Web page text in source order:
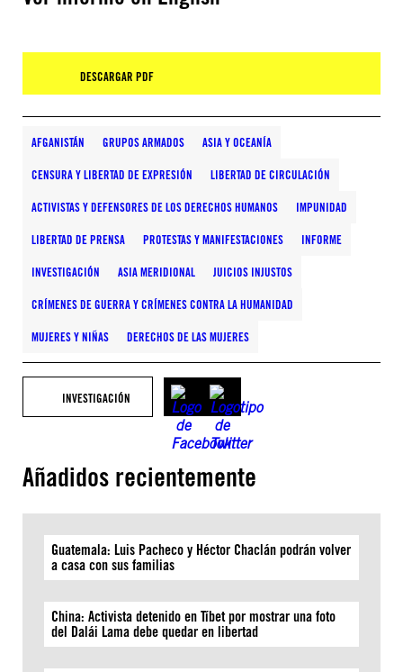
DESCARGAR PDF
AFGANISTÁN GRUPOS ARMADOS ASIA Y OCEANÍA
CENSURA Y LIBERTAD DE EXPRESIÓN LIBERTAD DE CIRCULACIÓN
ACTIVISTAS Y DEFENSORES DE LOS DERECHOS HUMANOS IMPUNIDAD
LIBERTAD DE PRENSA PROTESTAS Y MANIFESTACIONES INFORME
INVESTIGACIÓN ASIA MERIDIONAL JUICIOS INJUSTOS
CRÍMENES DE GUERRA Y CRÍMENES CONTRA LA HUMANIDAD
MUJERES Y NIÑAS DERECHOS DE LAS MUJERES
INVESTIGACIÓN
Añadidos recientemente
Guatemala: Luis Pacheco y Héctor Chaclán podrán volver
a casa con sus familias
China: Activista detenido en Tíbet por mostrar una foto
del Dalái Lama debe quedar en libertad